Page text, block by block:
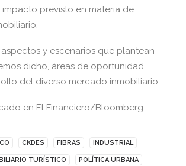
previsto en materia de
y escenarios que plantean
dicho, áreas de oportunidad
del diverso mercado inmobiliario.
en El Financiero/Bloomberg.
CKDES FIBRAS INDUSTRIAL
TURÍSTICO POLÍTICA URBANA